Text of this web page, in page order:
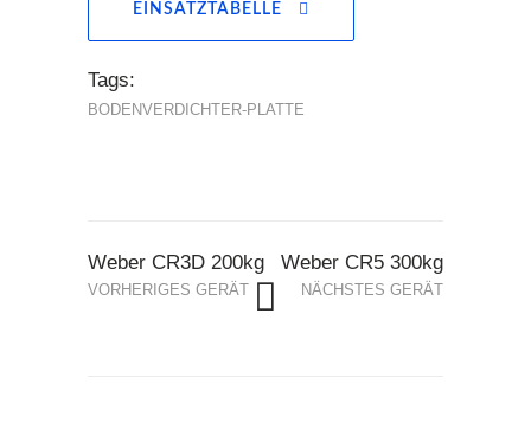
EINSATZTABELLE
Tags:
BODENVERDICHTER-PLATTE
Weber CR3D 200kg
VORHERIGES GERÄT
Weber CR5 300kg
NÄCHSTES GERÄT